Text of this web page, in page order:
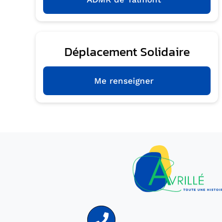
Déplacement Solidaire
Me renseigner